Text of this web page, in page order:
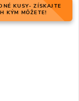
KUSY- ZÍSKAJTE
KÝM MÔŽETE!